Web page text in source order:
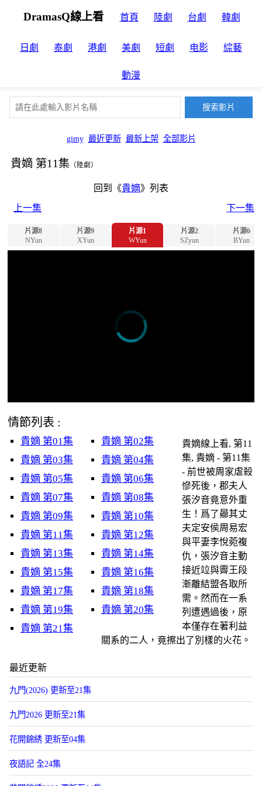
DramasQ線上看 首頁 陸劇 台劇 韓劇
日劇 泰劇 港劇 美劇 短劇 电影 綜藝
動漫
gimy 最近更新 最新上架 全部影片
貴嫡 第11集 （陸劇）
回到《貴嫡》列表
上一集
下一集
片源8
NYun
片源9
XYun
片源1
WYun
片源2
SZyun
片源6
BYun
情節列表 :
貴嫡 第01集
貴嫡 第02集
貴嫡 第03集
貴嫡 第04集
貴嫡 第05集
貴嫡 第06集
貴嫡 第07集
貴嫡 第08集
貴嫡 第09集
貴嫡 第10集
貴嫡 第11集
貴嫡 第12集
貴嫡 第13集
貴嫡 第14集
貴嫡 第15集
貴嫡 第16集
貴嫡 第17集
貴嫡 第18集
貴嫡 第19集
貴嫡 第20集
貴嫡 第21集
貴嫡線上看, 第11
集, 貴嫡 - 第11集
- 前世被周家虐殺
慘死後，郡夫人
張汐音竟意外重
生！爲了曏其丈
夫定安侯周易宏
與平妻李悅菀複
仇，張汐音主動
接近竝與霽王段
漸離結盟各取所
需。然而在一系
列遭遇過後，原
本僅存在著利益
關系的二人，竟擦出了別樣的火花。
最近更新
九門(2026) 更新至21集
九門2026 更新至21集
花開錦綉 更新至04集
夜語記 全24集